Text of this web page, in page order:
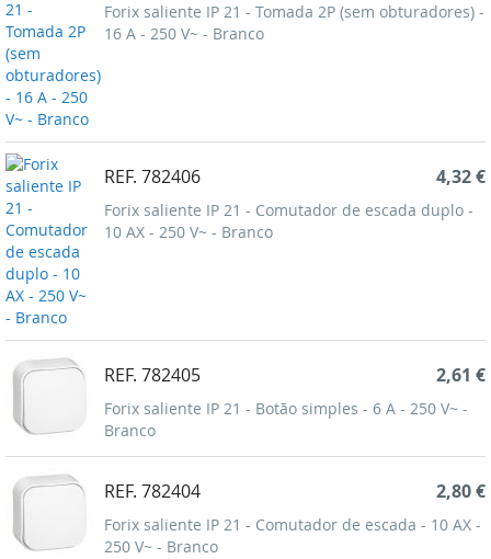
Forix saliente IP 21 - Tomada 2P (sem obturadores) -
16 A - 250 V~ - Branco
REF. 782406
Forix saliente IP 21 - Comutador de escada duplo -
10 AX - 250 V~ - Branco
4,32 €
REF. 782405
Forix saliente IP 21 - Botão simples - 6 A - 250 V~ -
Branco
2,61 €
REF. 782404
Forix saliente IP 21 - Comutador de escada - 10 AX -
250 V~ - Branco
2,80 €